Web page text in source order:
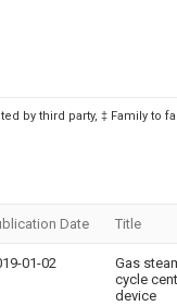
by third party, ‡ Family to
Date Title
01-02
Gas
cycle
device